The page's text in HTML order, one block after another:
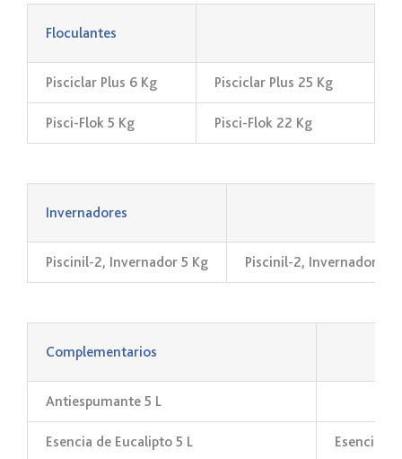
Floculantes
Pisciclar Plus 6 Kg Pisciclar Plus 25 Kg
Pisci-Flok 5 Kg
Pisci-Flok 22 Kg
Invernadores
Piscinil-2, Invernador 5 Kg
Piscinil-2, Invernador 10
Complementarios
Antiespumante 5 L
Esencia de Eucalipto 5 L Esencia